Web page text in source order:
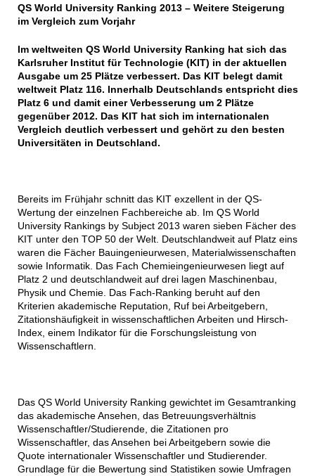
QS World University Ranking 2013 – Weitere Steigerung
im Vergleich zum Vorjahr
Im weltweiten QS World University Ranking hat sich das
Karlsruher Institut für Technologie (KIT) in der aktuellen
Ausgabe um 25 Plätze verbessert. Das KIT belegt damit
weltweit Platz 116. Innerhalb Deutschlands entspricht dies
Platz 6 und damit einer Verbesserung um 2 Plätze
gegenüber 2012. Das KIT hat sich im internationalen
Vergleich deutlich verbessert und gehört zu den besten
Universitäten in Deutschland.
Bereits im Frühjahr schnitt das KIT exzellent in der QS-
Wertung der einzelnen Fachbereiche ab. Im QS World
University Rankings by Subject 2013 waren sieben Fächer des
KIT unter den TOP 50 der Welt. Deutschlandweit auf Platz eins
waren die Fächer Bauingenieurwesen, Materialwissenschaften
sowie Informatik. Das Fach Chemieingenieurwesen liegt auf
Platz 2 und deutschlandweit auf drei lagen Maschinenbau,
Physik und Chemie. Das Fach-Ranking beruht auf den
Kriterien akademische Reputation, Ruf bei Arbeitgebern,
Zitationshäufigkeit in wissenschaftlichen Arbeiten und Hirsch-
Index, einem Indikator für die Forschungsleistung von
Wissenschaftlern.
Das QS World University Ranking gewichtet im Gesamtranking
das akademische Ansehen, das Betreuungsverhältnis
Wissenschaftler/Studierende, die Zitationen pro
Wissenschaftler, das Ansehen bei Arbeitgebern sowie die
Quote internationaler Wissenschaftler und Studierender.
Grundlage für die Bewertung sind Statistiken sowie Umfragen